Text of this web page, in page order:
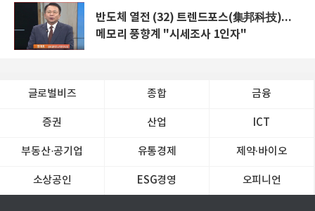
반도체 열전 (32) 트렌드포스(集邦科技)...
메모리 풍향계 "시세조사 1인자"
글로벌비즈 종합 금융
증권 산업 ICT
부동산·공기업 유통경제 제약∙바이오
소상공인 ESG경영 오피니언